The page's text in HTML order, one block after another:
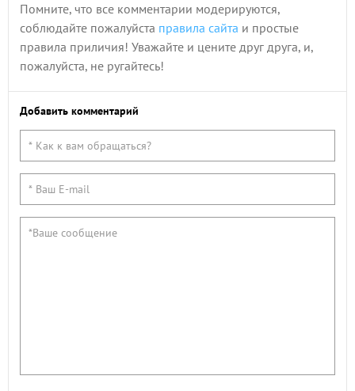
Помните, что все комментарии модерируются,
соблюдайте пожалуйста правила сайта и простые
правила приличия! Уважайте и цените друг друга, и,
пожалуйста, не ругайтесь!
Добавить комментарий